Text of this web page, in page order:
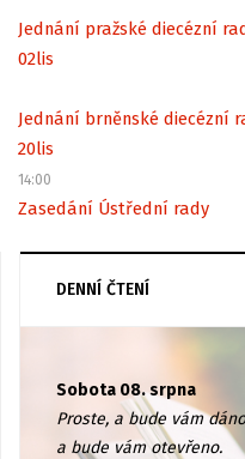
Jednání pražské diecézní
02lis
Jednání brněnské diecézní
20lis
14:00
Zasedání Ústřední rady
DENNÍ ČTENÍ
Sobota 08. srpna
Proste, a bude vám
a bude vám otevřeno.